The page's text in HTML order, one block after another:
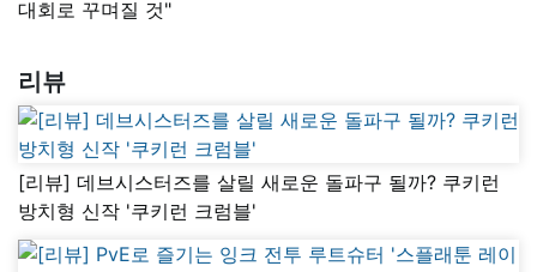
대회로 꾸며질 것"
리뷰
[리뷰] 데브시스터즈를 살릴 새로운 돌파구 될까? 쿠키런
방치형 신작 '쿠키런 크럼블'